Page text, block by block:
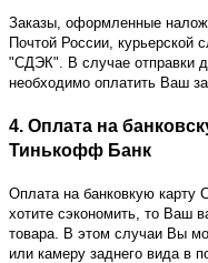
Заказы, оформленные
Почтой России, курьерской
"СДЭК". В случае отправки
необходимо оплатить Ваш
4. Оплата на
Тинькофф Банк
Оплата на банковкую карту
хотите сэкономить, то Ваш
товара. В этом случаи Вы
или камеру заднего вида в